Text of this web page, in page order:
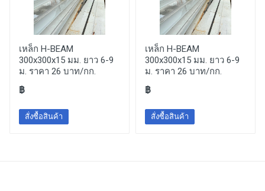
เหล็ก H-BEAM
300x300x15 มม. ยาว 6-9
ม. ราคา 26 บาท/กก.
฿
สั่งซื้อสินค้า
เหล็ก H-BEAM
300x300x15 มม. ยาว 6-9
ม. ราคา 26 บาท/กก.
฿
สั่งซื้อสินค้า